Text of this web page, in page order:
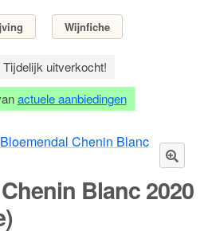
wijn
wijn
wijn
Bubbels
Porto
flesjes
Wijnfiche
uitverkocht!
actuele aanbiedingen
🔍
Blanc 2020